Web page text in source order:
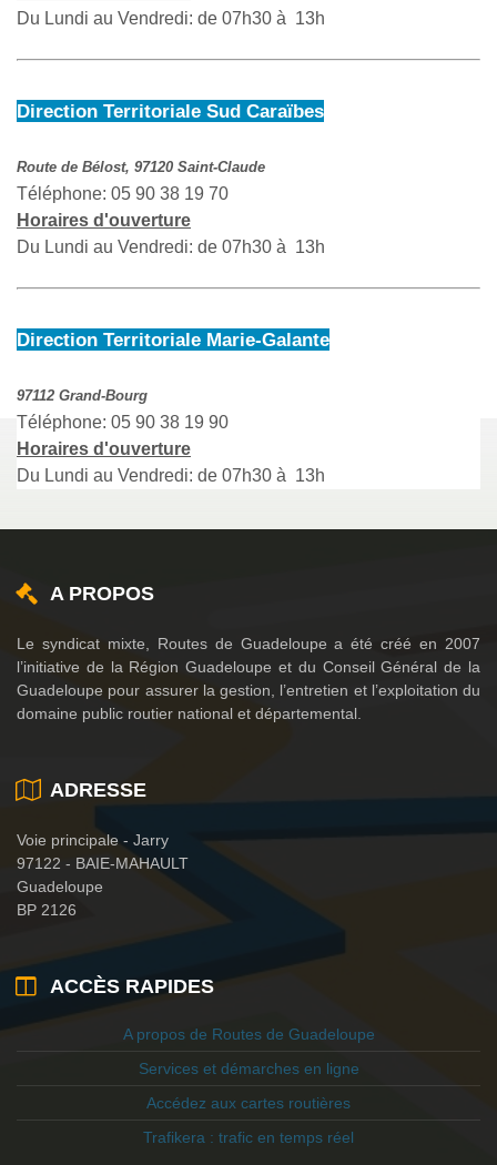
Du Lundi au Vendredi: de 07h30 à 13h
Direction Territoriale Sud Caraïbes
Route de Bélost, 97120 Saint-Claude
Téléphone: 05 90 38 19 70
Horaires d'ouverture
Du Lundi au Vendredi: de 07h30 à 13h
Direction Territoriale Marie-Galante
97112 Grand-Bourg
Téléphone: 05 90 38 19 90
Horaires d'ouverture
Du Lundi au Vendredi: de 07h30 à 13h
A PROPOS
Le syndicat mixte, Routes de Guadeloupe a été créé en 2007
l’initiative de la Région Guadeloupe et du Conseil Général de la
Guadeloupe pour assurer la gestion, l’entretien et l’exploitation du
domaine public routier national et départemental.
ADRESSE
Voie principale - Jarry
97122 - BAIE-MAHAULT
Guadeloupe
BP 2126
ACCÈS RAPIDES
A propos de Routes de Guadeloupe
Services et démarches en ligne
Accédez aux cartes routières
Trafikera : trafic en temps réel